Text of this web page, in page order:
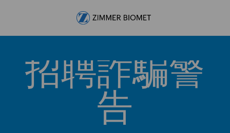
招聘詐騙警
告